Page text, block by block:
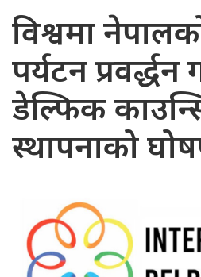
विश्वमा
पर्यटन
डेल्फिक
स्थापनाको